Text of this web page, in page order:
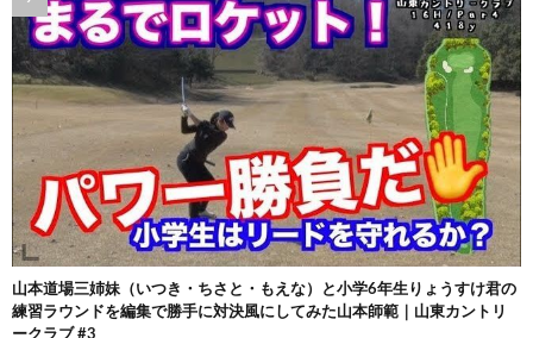
山本道場三姉妹（いつき・ちさと・もえな）と小学6年生りょうすけ君の
練習ラウンドを編集で勝手に対決風にしてみた山本師範｜山東カントリ